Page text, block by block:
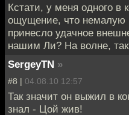
Кстати, у меня одного в
ощущение, что немалую
принесло удачное
нашим Ли? На волне,
SergeyTN »
#8 | 04.08.10 12:57
Так значит он выжил в
знал - Цой жив!